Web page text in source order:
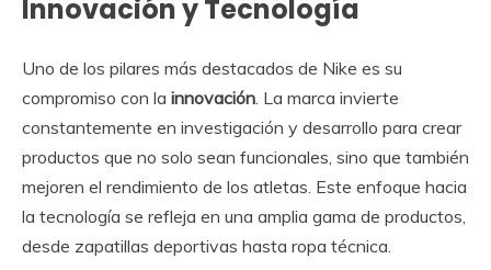
Innovación y Tecnología
Uno de los pilares más destacados de Nike es su
compromiso con la innovación . La marca invierte
constantemente en investigación y desarrollo para crear
productos que no solo sean funcionales, sino que también
mejoren el rendimiento de los atletas. Este enfoque hacia
la tecnología se refleja en una amplia gama de productos,
desde zapatillas deportivas hasta ropa técnica.